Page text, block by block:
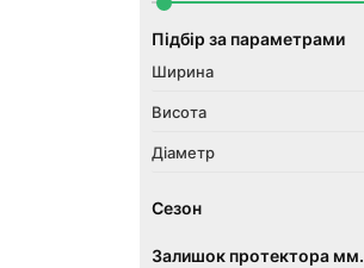
Підбір за параметрами
Сезон
Залишок протектора мм.